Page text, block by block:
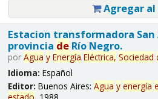
Agregar
Estacion transformadora
provincia deRío Negro.
por Agua y Energía Eléctrica, Sociedad
Idioma: Español
Editor: Buenos Aires: Agua y energía
estado, 1988